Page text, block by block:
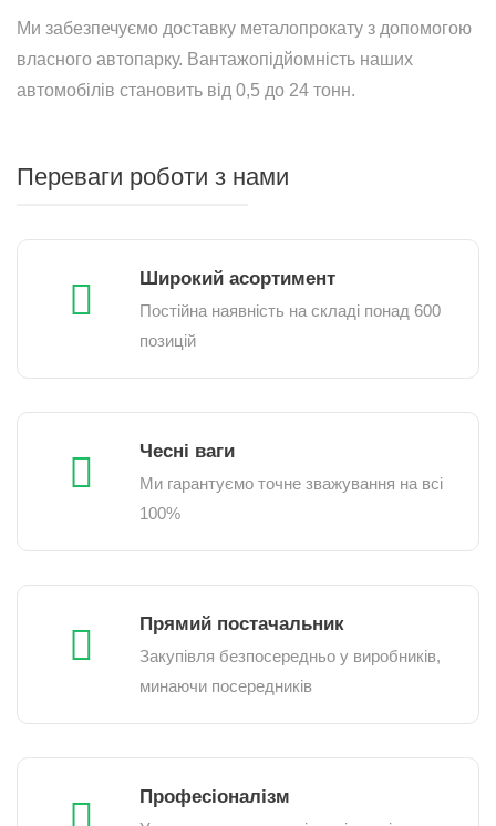
Ми забезпечуємо доставку металопрокату з допомогою
власного автопарку. Вантажопідйомність наших
автомобілів становить від 0,5 до 24 тонн.
Переваги роботи з нами
Широкий асортимент
Постійна наявність на складі понад 600
позицій
Чесні ваги
Ми гарантуємо точне зважування на всі
100%
Прямий постачальник
Закупівля безпосередньо у виробників,
минаючи посередників
Професіоналізм